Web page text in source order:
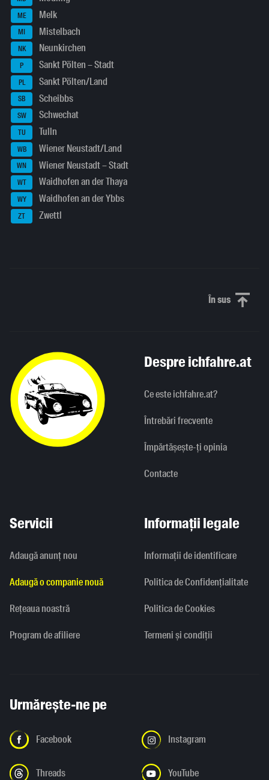
ME Melk
MI Mistelbach
NK Neunkirchen
P Sankt Pölten – Stadt
PL Sankt Pölten/Land
SB Scheibbs
SW Schwechat
TU Tulln
WB Wiener Neustadt/Land
WN Wiener Neustadt – Stadt
WT Waidhofen an der Thaya
WY Waidhofen an der Ybbs
ZT Zwettl
În susDerulați
Despre ichfahre.at
Ce este ichfahre.at?
Întrebări frecvente
Împărtășește-ți opinia
Contacte
Servicii
Adaugă anunț nou
Adaugă o companie nouă
Rețeaua noastră
Program de afiliere
Informații legale
Informaţii de identificare
Politica de Confidențialitate
Politica de Cookies
Termeni și condiții
Urmărește-ne pe
Facebook Instagram
Threads YouTube